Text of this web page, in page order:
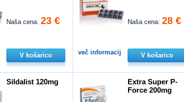
Naša cena:23 €
V košarico
Naša cena:28 €
več informacij V košarico
Sildalist 120mg
Extra Super P-
Force 200mg